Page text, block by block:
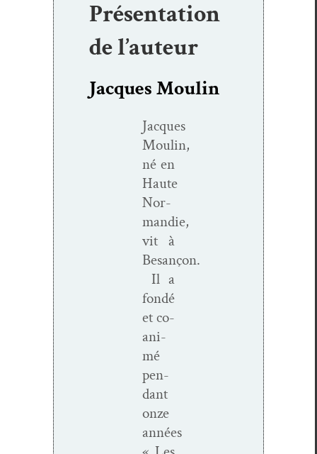
Présentation
de l’auteur
Jacques Moulin
Jacques
Moulin,
né en
Haute
Nor­
mandie,
vit à
Besançon.
Il a
fondé
et co-
ani­
mé
pen­
dant
onze
années